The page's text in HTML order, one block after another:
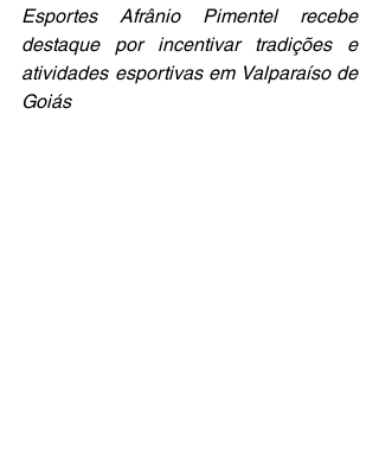
Esportes Afrânio Pimentel recebe
destaque por incentivar tradições e
atividades esportivas em Valparaíso de
Goiás